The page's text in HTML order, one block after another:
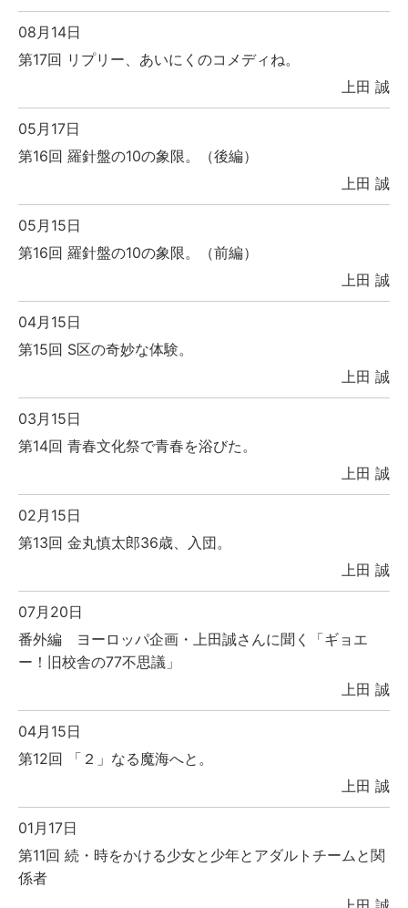
08月14日
第17回 リプリー、あいにくのコメディね。
上田 誠
05月17日
第16回 羅針盤の10の象限。（後編）
上田 誠
05月15日
第16回 羅針盤の10の象限。（前編）
上田 誠
04月15日
第15回 S区の奇妙な体験。
上田 誠
03月15日
第14回 青春文化祭で青春を浴びた。
上田 誠
02月15日
第13回 金丸慎太郎36歳、入団。
上田 誠
07月20日
番外編 ヨーロッパ企画・上田誠さんに聞く「ギョエ
ー！旧校舎の77不思議」
上田 誠
04月15日
第12回 「２」なる魔海へと。
上田 誠
01月17日
第11回 続・時をかける少女と少年とアダルトチームと関
係者